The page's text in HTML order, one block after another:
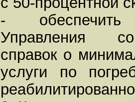
- обеспечить
Управления
справок о
услуги по